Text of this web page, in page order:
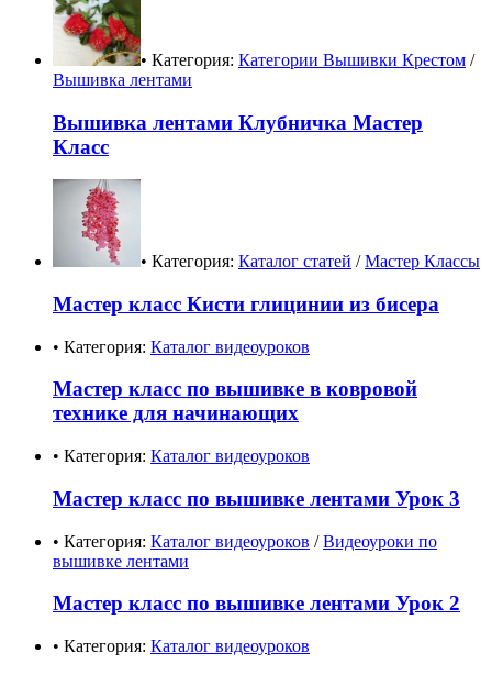
• Категория: Категории Вышивки Крестом /
Вышивка лентами
Вышивка лентами Клубничка Мастер
Класс
• Категория: Каталог статей /Мастер Классы
Мастер класс Кисти глицинии из бисера
• Категория: Каталог видеоуроков
Мастер класс по вышивке в ковровой
технике для начинающих
• Категория: Каталог видеоуроков
Мастер класс по вышивке лентами Урок 3
• Категория: Каталог видеоуроков /Видеоуроки по
вышивке лентами
Мастер класс по вышивке лентами Урок 2
• Категория: Каталог видеоуроков